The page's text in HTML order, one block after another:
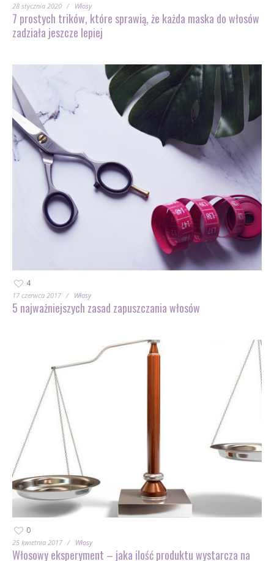
28 stycznia 2020 Włosy
7 prostych trików, które sprawią, że każda maska do włosów
zadziała jeszcze lepiej
4
17 czerwca 2017 Włosy
5 najważniejszych zasad zapuszczania włosów
0
25 kwietnia 2017 Włosy
Włosowy eksperyment – jaka ilość produktu wystarcza na